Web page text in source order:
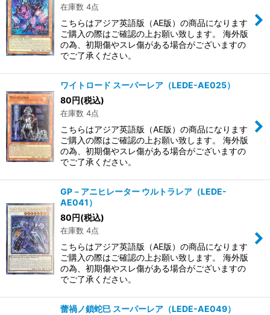
在庫数 4点
こちらはアジア英語版（AE版）の商品になります
ご購入の際はご確認の上お願い致します。 海外版
の為、初期傷やスレ傷がある場合がございますの
でご了承ください。
ワイトロード スーパーレア（LEDE-AE025）
80円(税込)
在庫数 4点
こちらはアジア英語版（AE版）の商品になります
ご購入の際はご確認の上お願い致します。 海外版
の為、初期傷やスレ傷がある場合がございますの
でご了承ください。
GP－アニヒレーター ウルトラレア（LEDE-
AE041）
80円(税込)
在庫数 4点
こちらはアジア英語版（AE版）の商品になります
ご購入の際はご確認の上お願い致します。 海外版
の為、初期傷やスレ傷がある場合がございますの
でご了承ください。
蕾禍ノ鎖蛇巳 スーパーレア（LEDE-AE049）